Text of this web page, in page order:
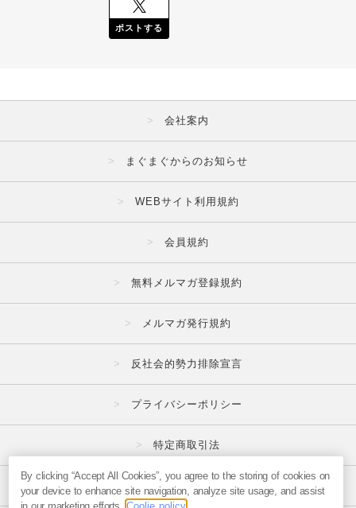
ポストする
会社案内
まぐまぐからのお知らせ
WEBサイト利用規約
会員規約
無料メルマガ登録規約
メルマガ発行規約
反社会的勢力排除宣言
プライバシーポリシー
特定商取引法
広告掲載はこちら
By clicking “Accept All Cookies”, you agree to the storing of cookies on
your device to enhance site navigation, analyze site usage, and assist